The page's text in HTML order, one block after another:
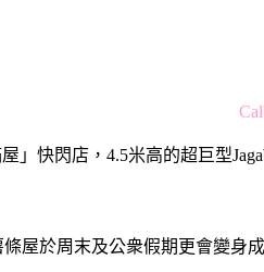
」快閃店，4.5米高的超巨型
條屋於周末及公衆假期更會變身